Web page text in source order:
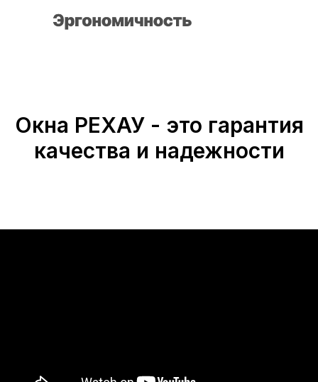
Окна РЕХАУ - это гарантия
качества и надежности